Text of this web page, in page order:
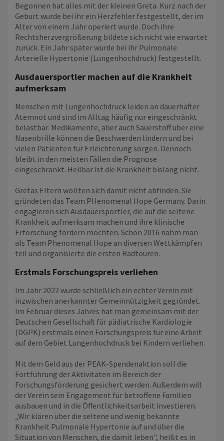
Begonnen hat alles mit der kleinen Greta. Kurz nach der
Geburt wurde bei ihr ein Herzfehler festgestellt, der im
Alter von einem Jahr operiert wurde. Doch ihre
Rechtsherzvergrößerung bildete sich nicht wie erwartet
zurück. Ein Jahr später wurde bei ihr Pulmonale
Arterielle Hypertonie (Lungenhochdruck) festgestellt.
Ausdauersportler machen auf die Krankheit
aufmerksam
Menschen mit Lungenhochdruck leiden an dauerhafter
Atemnot und sind im Alltag häufig nur eingeschränkt
belastbar. Medikamente, aber auch Sauerstoff über eine
Nasenbrille können die Beschwerden lindern und bei
vielen Patienten für Erleichterung sorgen. Dennoch
bleibt in den meisten Fällen die Prognose
eingeschränkt. Heilbar ist die Krankheit bislang nicht.
Gretas Eltern wollten sich damit nicht abfinden. Sie
gründeten das Team PHenomenal Hope Germany. Darin
engagieren sich Ausdauersportler, die auf die seltene
Krankheit aufmerksam machen und ihre klinische
Erforschung fördern möchten. Schon 2016 nahm man
als Team Phenomenal Hope an diversen Wettkämpfen
teil und organisierte die ersten Radtouren.
Erstmals Forschungspreis verliehen
Im Jahr 2022 wurde schließlich ein echter Verein mit
inzwischen anerkannter Gemeinnützigkeit gegründet.
Im Februar dieses Jahres hat man gemeinsam mit der
Deutschen Gesellschaft für pädiatrische Kardiologie
(DGPK) erstmals einen Forschungspreis für eine Arbeit
auf dem Gebiet Lungenhochdruck bei Kindern verliehen.
Mit dem Geld aus der PEAK-Spendenaktion soll die
Fortführung der Aktivitäten im Bereich der
Forschungsförderung gesichert werden. Außerdem will
der Verein sein Engagement für betroffene Familien
ausbauen und in die Öffentlichkeitsarbeit investieren.
„Wir klären über die seltene und wenig bekannte
Krankheit Pulmonale Hypertonie auf und über die
Situation von Menschen, die damit leben", heißt es in